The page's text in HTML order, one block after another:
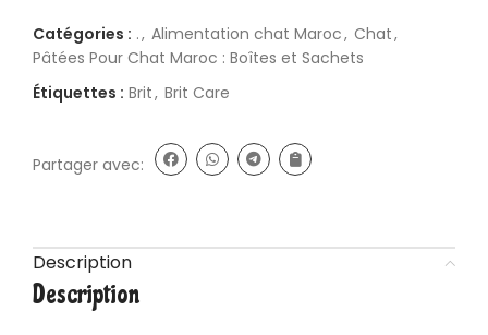
Catégories : ., Alimentation chat Maroc, Chat,
Pâtées Pour Chat Maroc : Boîtes et Sachets
Étiquettes : Brit, Brit Care
Partager avec:
Description
Description